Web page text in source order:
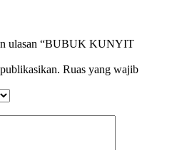
ulasan “BUBUK KUNYIT
Ruas yang wajib